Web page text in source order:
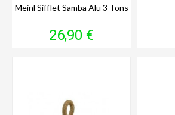
Meinl Sifflet Samba Alu 3 Tons
Prix
26,90 €